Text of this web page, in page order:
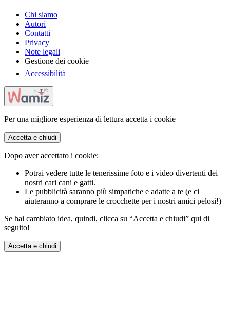
Chi siamo
Autori
Contatti
Privacy
Note legali
Gestione dei cookie
Accessibilità
Per una migliore esperienza di lettura accetta i cookie
Accetta e chiudi
Dopo aver accettato i cookie:
Potrai vedere tutte le tenerissime foto e i video divertenti dei
nostri cari cani e gatti.
Le pubblicità saranno più simpatiche e adatte a te (e ci
aiuteranno a comprare le crocchette per i nostri amici pelosi!)
Se hai cambiato idea, quindi, clicca su “Accetta e chiudi” qui di
seguito!
Accetta e chiudi